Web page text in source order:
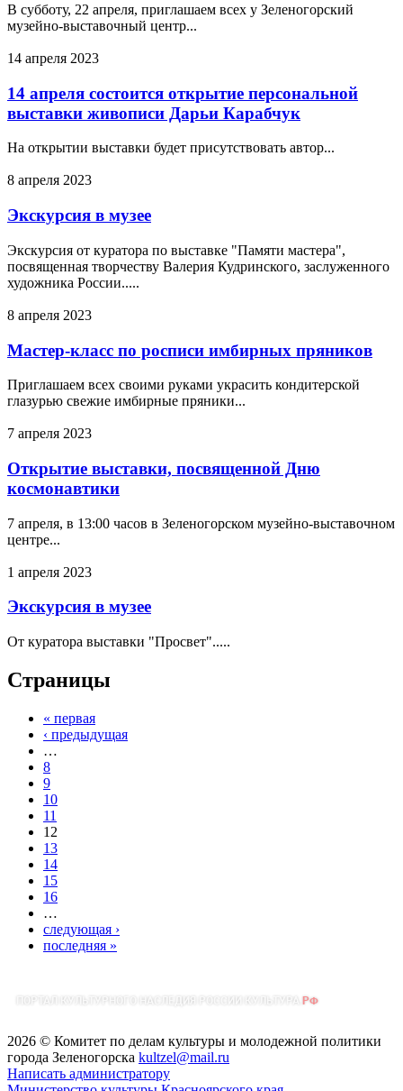
В субботу, 22 апреля, приглашаем всех у Зеленогорский
музейно-выставочный центр...
14 апреля 2023
14 апреля состоится открытие персональной
выставки живописи Дарьи Карабчук
На открытии выставки будет присутствовать автор...
8 апреля 2023
Экскурсия в музее
Экскурсия от куратора по выставке "Памяти мастера",
посвященная творчеству Валерия Кудринского, заслуженного
художника России.....
8 апреля 2023
Мастер-класс по росписи имбирных пряников
Приглашаем всех своими руками украсить кондитерской
глазурью свежие имбирные пряники...
7 апреля 2023
Открытие выставки, посвященной Дню
космонавтики
7 апреля, в 13:00 часов в Зеленогорском музейно-выставочном
центре...
1 апреля 2023
Экскурсия в музее
От куратора выставки "Просвет".....
Страницы
« первая
‹ предыдущая
…
8
9
10
11
12
13
14
15
16
…
следующая ›
последняя »
2026 © Комитет по делам культуры и молодежной политики
города Зеленогорска kultzel@mail.ru
Написать администратору